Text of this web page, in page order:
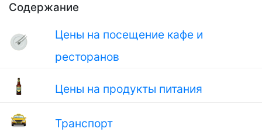
Содержание
Цены на посещение кафе и
ресторанов
Цены на продукты питания
Транспорт